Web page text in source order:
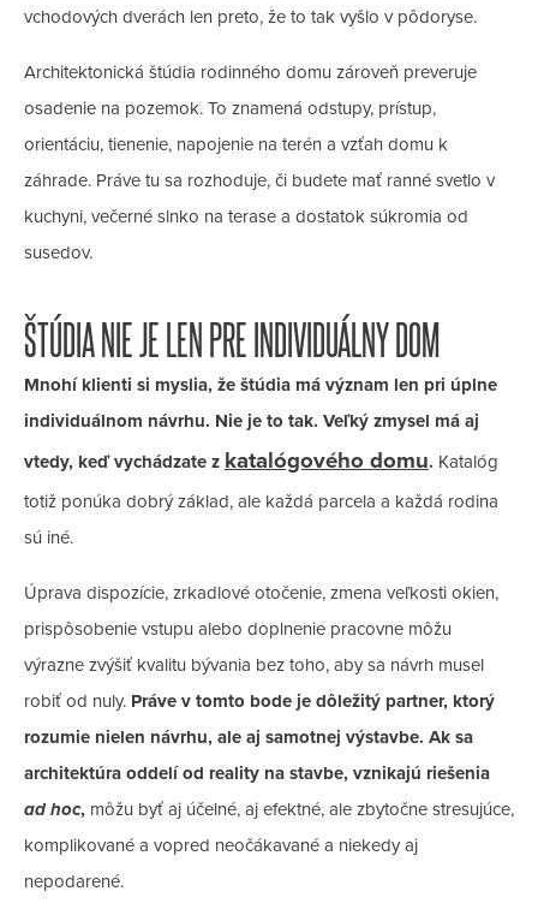
vchodových dverách len preto, že to tak vyšlo v pôdoryse.
Architektonická štúdia rodinného domu zároveň preveruje
osadenie na pozemok. To znamená odstupy, prístup,
orientáciu, tienenie, napojenie na terén a vzťah domu k
záhrade. Práve tu sa rozhoduje, či budete mať ranné svetlo v
kuchyni, večerné slnko na terase a dostatok súkromia od
susedov.
ŠTÚDIA NIE JE LEN PRE INDIVIDUÁLNY DOM
Mnohí klienti si myslia, že štúdia má význam len pri úplne
individuálnom návrhu. Nie je to tak. Veľký zmysel má aj
vtedy, keď vychádzate z katalógového domu. Katalóg
totiž ponúka dobrý základ, ale každá parcela a každá rodina
sú iné.
Úprava dispozície, zrkadlové otočenie, zmena veľkosti okien,
prispôsobenie vstupu alebo doplnenie pracovne môžu
výrazne zvýšiť kvalitu bývania bez toho, aby sa návrh musel
robiť od nuly. Práve v tomto bode je dôležitý partner, ktorý
rozumie nielen návrhu, ale aj samotnej výstavbe. Ak sa
architektúra oddelí od reality na stavbe, vznikajú riešenia
ad hoc, môžu byť aj účelné, aj efektné, ale zbytočne stresujúce,
komplikované a vopred neočákavané a niekedy aj
nepodarené.